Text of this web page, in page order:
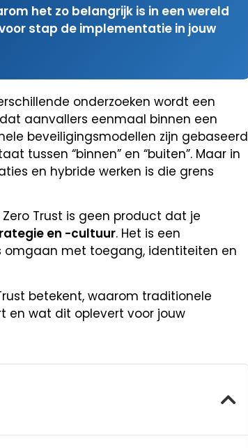
het zo belangrijk is in een wereld
stap de implementatie in jouw
onderzoeken wordt een
aanvallers eenmaal binnen een
beveiligingsmodellen zijn gebaseerd
tussen “binnen” en “buiten”. Maar in
en hybride werken is die grens
Trust is geen product dat je
en -cultuur. Het is een
met toegang, identiteiten en
betekent, waarom traditionele
en wat dit oplevert voor jouw